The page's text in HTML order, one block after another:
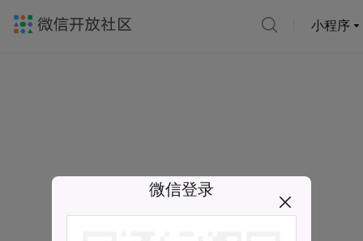
小程序
微信登录